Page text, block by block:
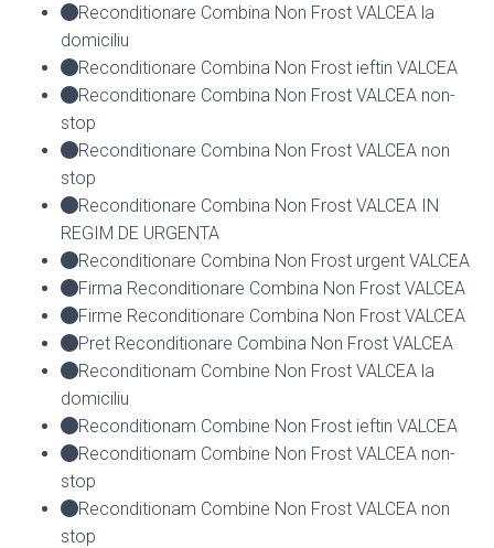
Reconditionare Combina Non Frost VALCEA la
domiciliu
Reconditionare Combina Non Frost ieftin VALCEA
Reconditionare Combina Non Frost VALCEA non-
stop
Reconditionare Combina Non Frost VALCEA non
stop
Reconditionare Combina Non Frost VALCEA IN
REGIM DE URGENTA
Reconditionare Combina Non Frost urgent VALCEA
Firma Reconditionare Combina Non Frost VALCEA
Firme Reconditionare Combina Non Frost VALCEA
Pret Reconditionare Combina Non Frost VALCEA
Reconditionam Combine Non Frost VALCEA la
domiciliu
Reconditionam Combine Non Frost ieftin VALCEA
Reconditionam Combine Non Frost VALCEA non-
stop
Reconditionam Combine Non Frost VALCEA non
stop